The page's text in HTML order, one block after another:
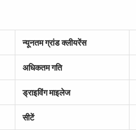
न्यूनतम ग्रांड क्लीयरेंस
अधिकतम गति
ड्राइविंग माइलेज
सीटें